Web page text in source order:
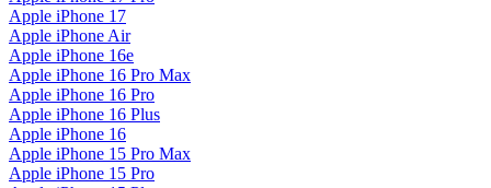
Apple iPhone 17
Apple iPhone Air
Apple iPhone 16e
Apple iPhone 16 Pro Max
Apple iPhone 16 Pro
Apple iPhone 16 Plus
Apple iPhone 16
Apple iPhone 15 Pro Max
Apple iPhone 15 Pro